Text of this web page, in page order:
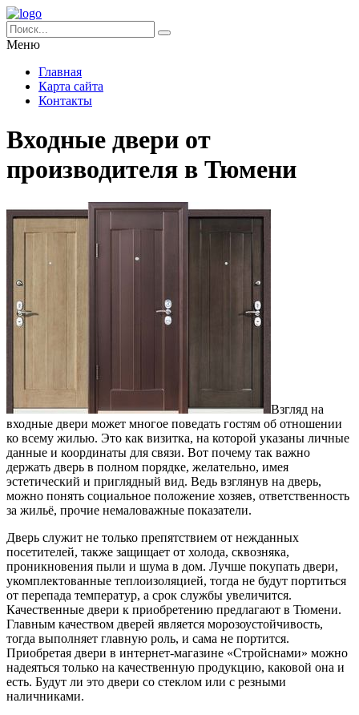
Меню
Главная
Карта сайта
Контакты
Входные двери от
производителя в Тюмени
Взгляд на
входные двери может многое поведать гостям об отношении
ко всему жилью. Это как визитка, на которой указаны личные
данные и координаты для связи. Вот почему так важно
держать дверь в полном порядке, желательно, имея
эстетический и приглядный вид. Ведь взглянув на дверь,
можно понять социальное положение хозяев, ответственность
за жильё, прочие немаловажные показатели.
Дверь служит не только препятствием от нежданных
посетителей, также защищает от холода, сквозняка,
проникновения пыли и шума в дом. Лучше покупать двери,
укомплектованные теплоизоляцией, тогда не будут портиться
от перепада температур, а срок службы увеличится.
Качественные двери к приобретению предлагают в Тюмени.
Главным качеством дверей является морозоустойчивость,
тогда выполняет главную роль, и сама не портится.
Приобретая двери в интернет-магазине «Стройснами» можно
надеяться только на качественную продукцию, каковой она и
есть. Будут ли это двери со стеклом или с резными
наличниками.